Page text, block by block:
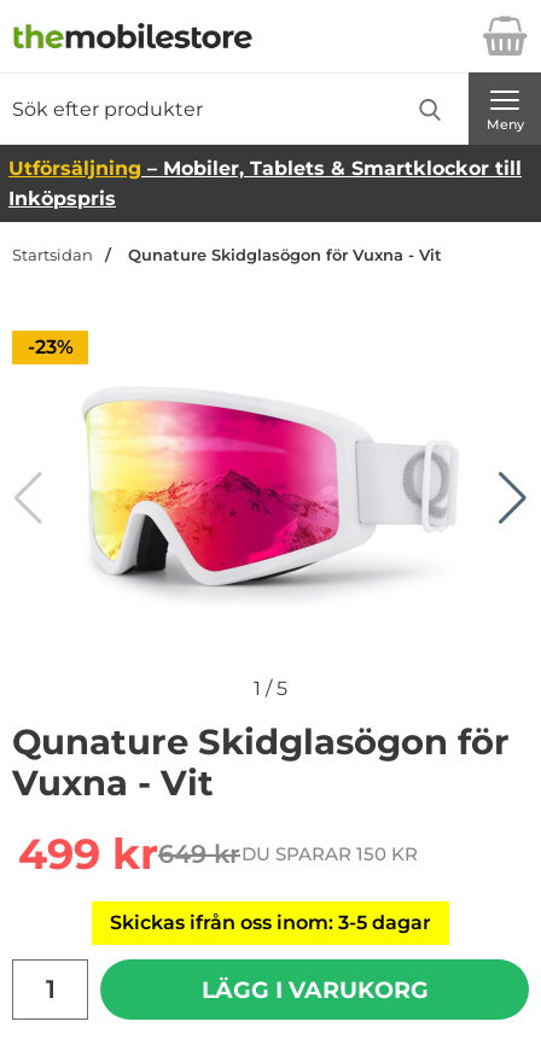
Startsidan för Danira Telecom AB
Meny
Utförsäljning – Mobiler, Tablets & Smartklockor till
Inköpspris
Startsidan Qunature Skidglasögon för Vuxna - Vit
Priset är nedsatt med
-23%
1 /5
Qunature Skidglasögon för
Vuxna - Vit
rea pris
499 krtidigare pris
649 krDU SPARAR 150 KR
Skickas ifrån oss inom: 3-5 dagar
LÄGG I VARUKORG